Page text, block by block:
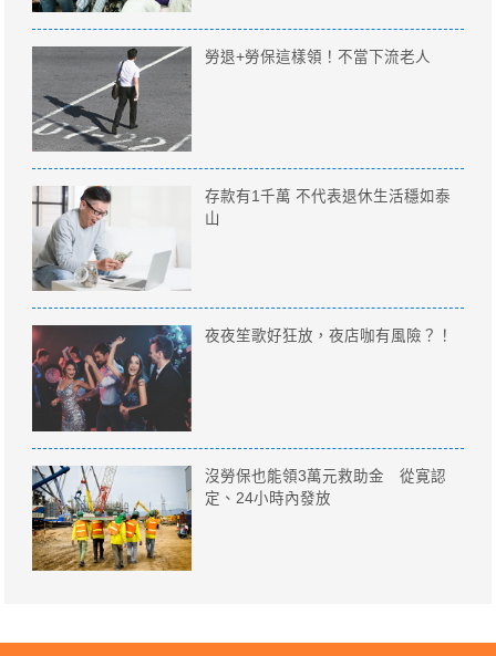
勞退+勞保這樣領！不當下流老人
存款有1千萬 不代表退休生活穩如泰
山
夜夜笙歌好狂放，夜店咖有風險？！
沒勞保也能領3萬元救助金 從寛認
定、24小時內發放